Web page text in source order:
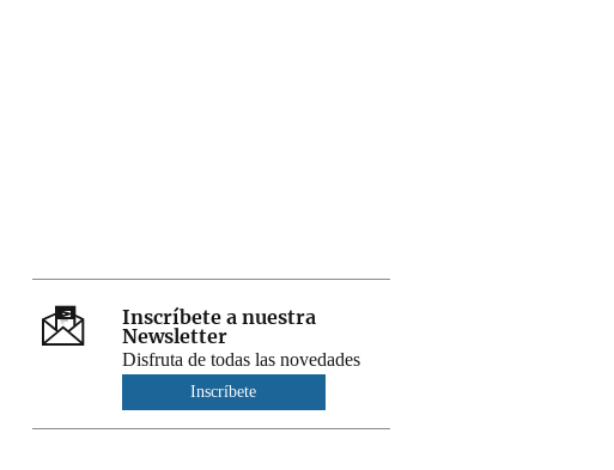
Inscríbete a nuestra
Newsletter
Disfruta de todas las novedades
Inscríbete